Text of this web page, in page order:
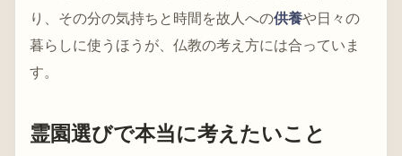
り、その分の気持ちと時間を故人への供養や日々の
暮らしに使うほうが、仏教の考え方には合っていま
す。
霊園選びで本当に考えたいこと